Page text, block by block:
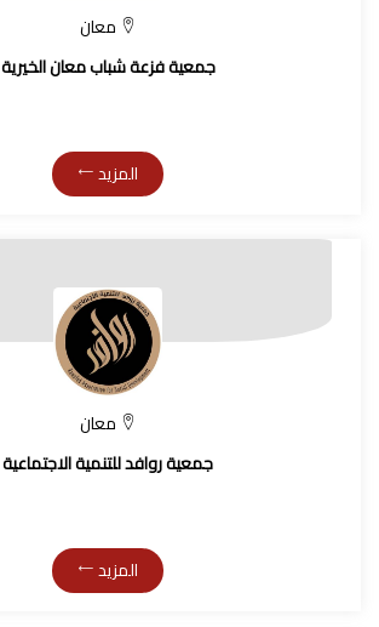
معان
جمعية فزعة شباب معان الخيرية
المزيد
معان
جمعية روافد للتنمية الاجتماعية
المزيد